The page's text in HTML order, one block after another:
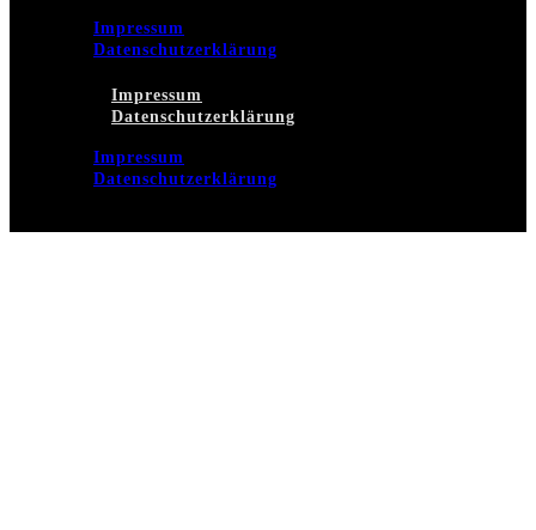
Impressum
Datenschutzerklärung
Impressum
Datenschutzerklärung
Impressum
Datenschutzerklärung